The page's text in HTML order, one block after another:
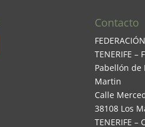
Contacto
TENERIFE –
Pabellón de
Martin
Calle
38108 Los
TENERIFE –